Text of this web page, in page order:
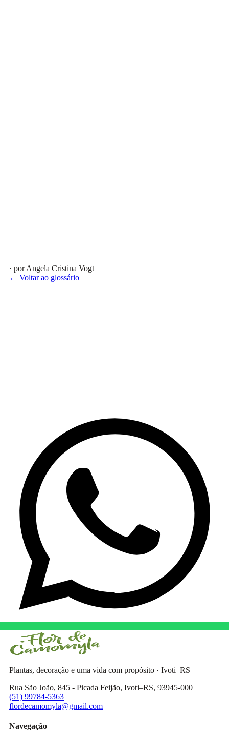
· por Angela Cristina Vogt
← Voltar ao glossário
Plantas, decoração e uma vida com propósito · Ivoti–RS
Rua São João, 845 - Picada Feijão, Ivoti–RS, 93945-000
(51) 99784-5363
flordecamomyla@gmail.com
Navegação